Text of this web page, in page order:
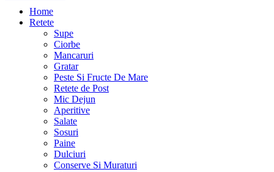
Home
Retete
Supe
Ciorbe
Mancaruri
Gratar
Peste Si Fructe De Mare
Retete de Post
Mic Dejun
Aperitive
Salate
Sosuri
Paine
Dulciuri
Conserve Si Muraturi